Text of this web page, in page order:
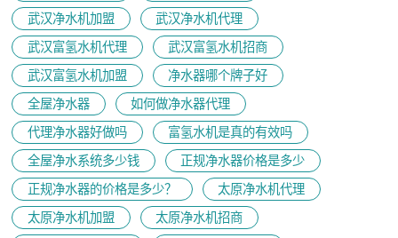
武汉净水机加盟
武汉净水机代理
武汉富氢水机代理
武汉富氢水机招商
武汉富氢水机加盟
净水器哪个牌子好
全屋净水器
如何做净水器代理
代理净水器好做吗
富氢水机是真的有效吗
全屋净水系统多少钱
正规净水器价格是多少
正规净水器的价格是多少？
太原净水机代理
太原净水机加盟
太原净水机招商